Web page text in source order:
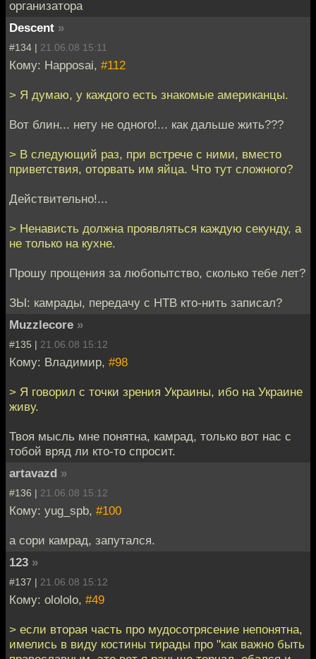
организатора
Descent »
#134 | 21.06.08 15:11
Кому: Happosai, #112
> Я думаю, у каждого есть знакомые американцы.
Вот блин... нету не одного!... как дальше жить???
> В следующий раз, при встрече с ними, вместо
приветствия, оторвать им яйца. Что тут сложного?
Действительно!...
> Ненависть должна проявляться каждую секунду, а
не только на кухне.
Прошу прощения за любопытство, сколько тебе лет?
ЗЫ: камрады, передачу с НТВ кто-нить записал?
Muzzlecore »
#135 | 21.06.08 15:12
Кому: Владимир, #98
> Я говорил с точки зрения Украины, ибо на Украине
живу.
Твоя мысль мне понятна, камрад, только вот нас с
тобой вряд ли кто-то спросит.
artavazd »
#136 | 21.06.08 15:12
Кому: yug_spb, #100
а сори камрад, запутался.
123 »
#137 | 21.06.08 15:12
Кому: olololo, #49
> если вторая часть про мудосотрясение непонятна,
имелись в виду костины тирады про "как важно быть